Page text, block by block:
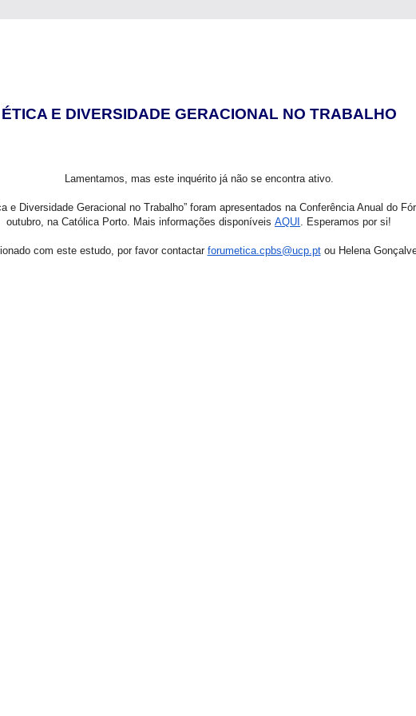
ÉTICA E DIVERSIDADE GERACIONAL NO TRABALHO
Lamentamos, mas este inquérito já não se encontra ativo.
e Diversidade Geracional no Trabalho” foram apresentados na Conferência Anual do
outubro, na Católica Porto. Mais informações disponíveis AQUI . Esperamos por si!
com este estudo, por favor contactar forumetica.cpbs@ucp.ptou Helena